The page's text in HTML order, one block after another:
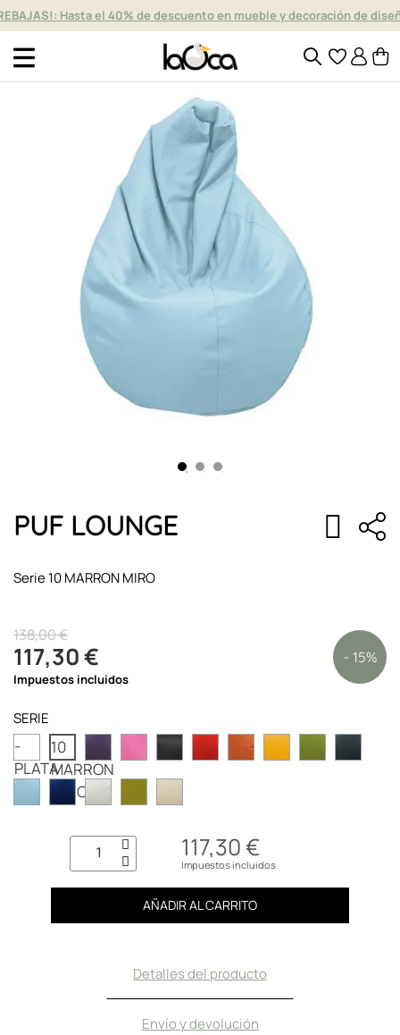
Hasta el 40% de descuento en mueble y decoración de
PUF LOUNGE
Serie 10 MARRON MIRO
138,00 €
117,30 € - 15%
Impuestos incluidos
SERIE
-
PLATA
10
MARRON
MIRO
117,30 €
Impuestos incluidos
AÑADIR AL CARRITO
Detalles del producto
Envío y devolución